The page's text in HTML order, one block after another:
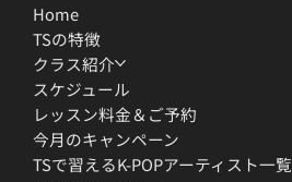
Home
TSの特徴
クラス紹介
スケジュール
レッスン料金＆ご予約
今月のキャンペーン
TSで習えるK-POPアーティスト一覧